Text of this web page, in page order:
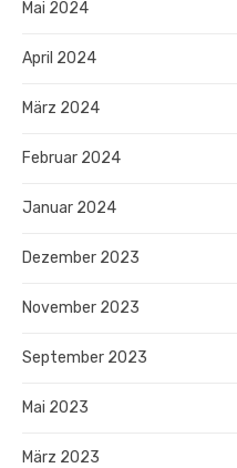
Mai 2024
April 2024
März 2024
Februar 2024
Januar 2024
Dezember 2023
November 2023
September 2023
Mai 2023
März 2023